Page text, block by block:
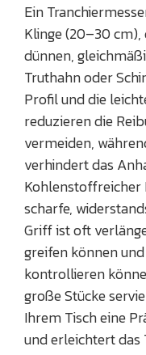
Ein
Klinge (20–30
dünnen,
Truthahn oder
Profil und die
reduzieren die
vermeiden,
verhindert das
Kohlenstoffreicher
scharfe,
Griff ist oft
greifen können
kontrollieren
große Stücke
Ihrem Tisch eine
und erleichtert das